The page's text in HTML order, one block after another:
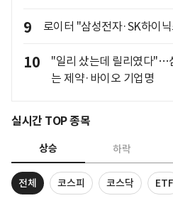
9 로이터 "삼성전자·SK하이
10
"일리 샀는데 릴리였다"…
는 제약·바이오 기업명
실시간 TOP 종목
상승 하락
전체 코스피 코스닥 ETF